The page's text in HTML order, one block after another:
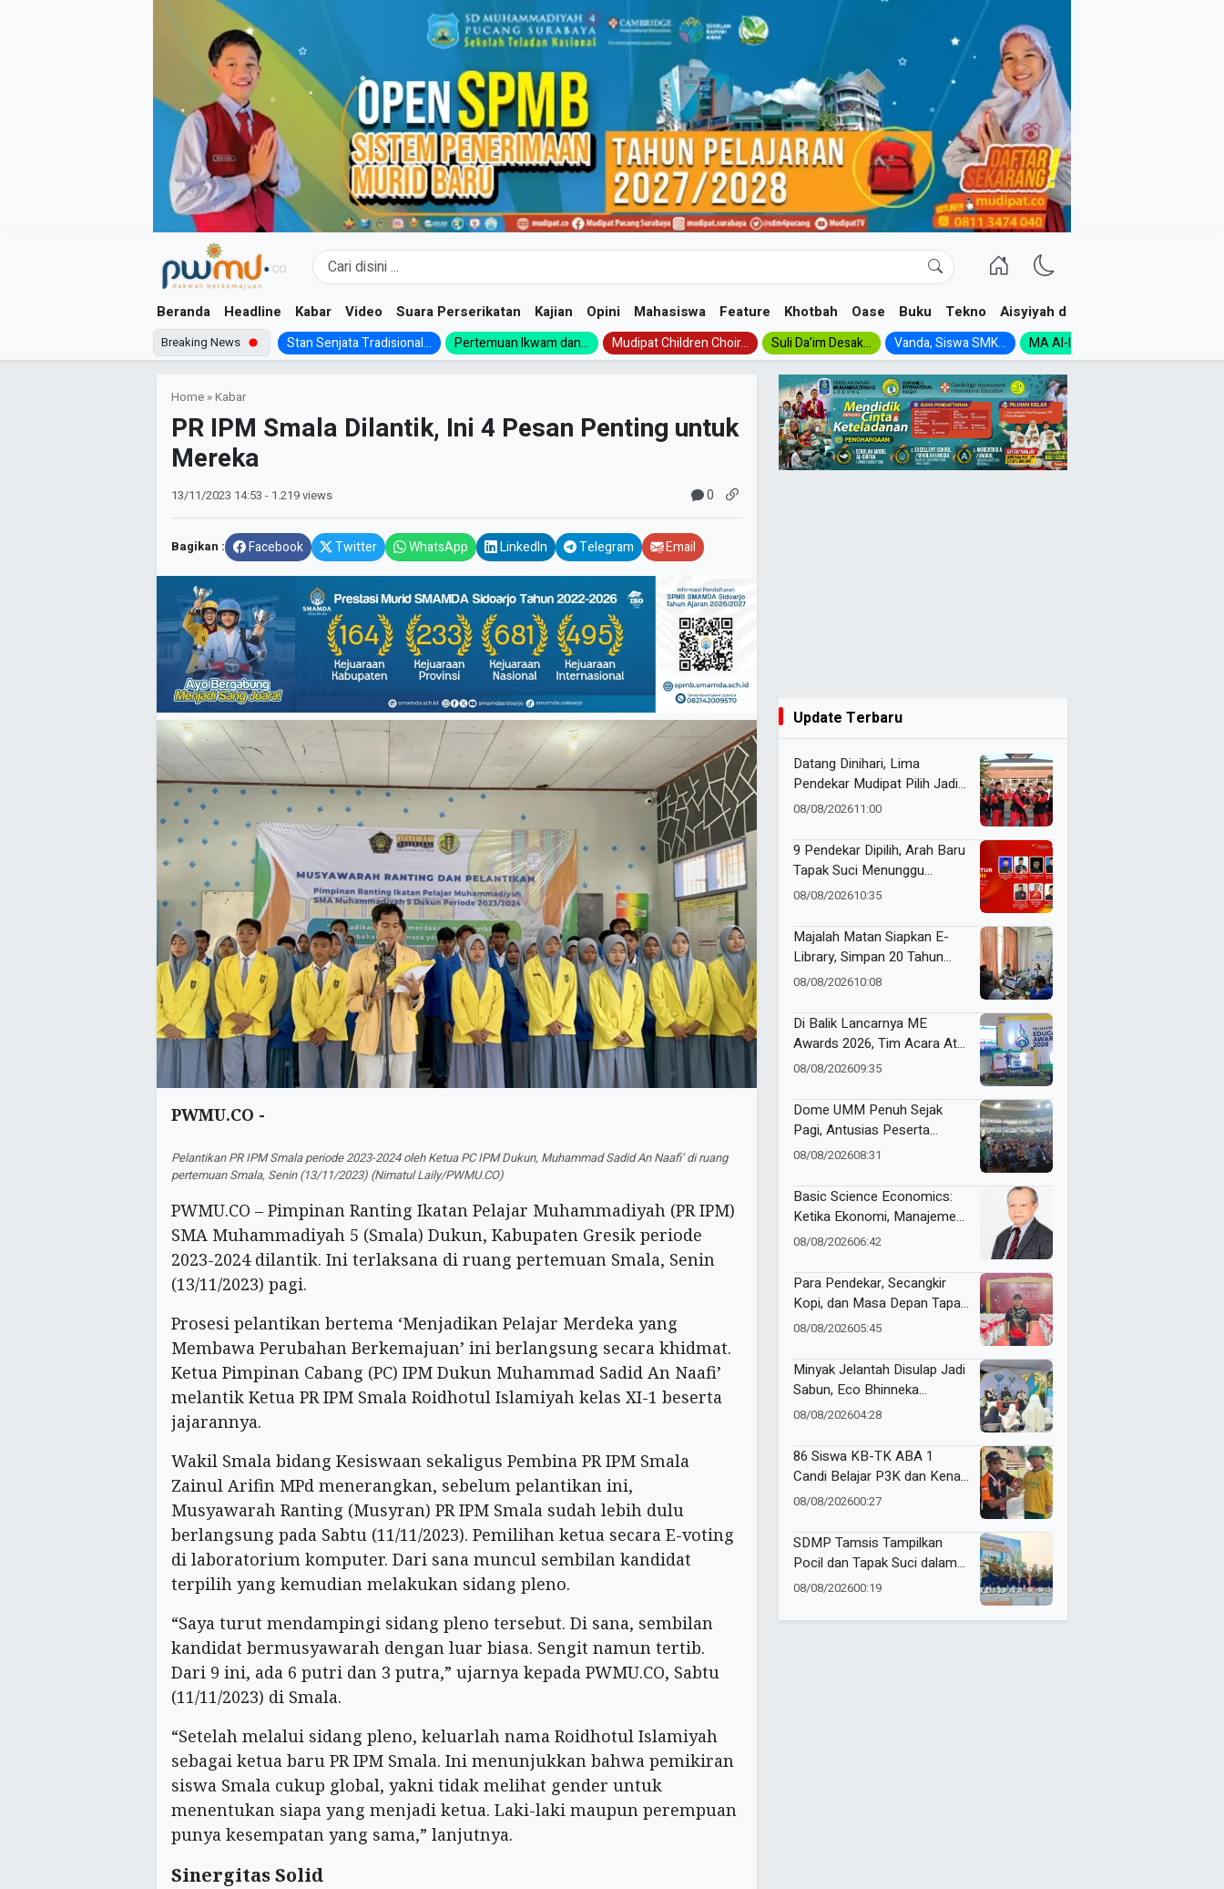
Beranda Headline Kabar Video Suara Perserikatan Kajian Opini Mahasiswa Feature Khotbah Oase Buku Tekno Aisyiyah dan NA
Breaking News Stan Senjata Tradisional... Pertemuan Ikwam dan... Mudipat Children Choir... Suli Da’im Desak... Vanda, Siswa SMK... MA Al-Ishlah Gelar...
Home »Kabar
PR IPM Smala Dilantik, Ini 4 Pesan Penting untuk
Mereka
13/11/2023 14:53 - 1.219 views 0
Bagikan : Facebook Twitter WhatsApp LinkedIn Telegram Email
PWMU.CO -
Pelantikan PR IPM Smala periode 2023-2024 oleh Ketua PC IPM Dukun, Muhammad Sadid An Naafi’ di ruang
pertemuan Smala, Senin (13/11/2023) (Nimatul Laily/PWMU.CO)
PWMU.CO – Pimpinan Ranting Ikatan Pelajar Muhammadiyah (PR IPM)
SMA Muhammadiyah 5 (Smala) Dukun, Kabupaten Gresik periode
2023-2024 dilantik. Ini terlaksana di ruang pertemuan Smala, Senin
(13/11/2023) pagi.
Prosesi pelantikan bertema ‘Menjadikan Pelajar Merdeka yang
Membawa Perubahan Berkemajuan’ ini berlangsung secara khidmat.
Ketua Pimpinan Cabang (PC) IPM Dukun Muhammad Sadid An Naafi’
melantik Ketua PR IPM Smala Roidhotul Islamiyah kelas XI-1 beserta
jajarannya.
Wakil Smala bidang Kesiswaan sekaligus Pembina PR IPM Smala
Zainul Arifin MPd menerangkan, sebelum pelantikan ini,
Musyawarah Ranting (Musyran) PR IPM Smala sudah lebih dulu
berlangsung pada Sabtu (11/11/2023). Pemilihan ketua secara E-voting
di laboratorium komputer. Dari sana muncul sembilan kandidat
terpilih yang kemudian melakukan sidang pleno.
“Saya turut mendampingi sidang pleno tersebut. Di sana, sembilan
kandidat bermusyawarah dengan luar biasa. Sengit namun tertib.
Dari 9 ini, ada 6 putri dan 3 putra,” ujarnya kepada PWMU.CO, Sabtu
(11/11/2023) di Smala.
“Setelah melalui sidang pleno, keluarlah nama Roidhotul Islamiyah
sebagai ketua baru PR IPM Smala. Ini menunjukkan bahwa pemikiran
siswa Smala cukup global, yakni tidak melihat gender untuk
menentukan siapa yang menjadi ketua. Laki-laki maupun perempuan
punya kesempatan yang sama,” lanjutnya.
Sinergitas Solid
Update Terbaru
Datang Dinihari, Lima
Pendekar Mudipat Pilih Jadi
Saksi Sejarah Muktamar XVI
08/08/202611:00
9 Pendekar Dipilih, Arah Baru
Tapak Suci Menunggu
Keputusan Formatur
08/08/202610:35
Majalah Matan Siapkan E-
Library, Simpan 20 Tahun
Jejak Muhammadiyah
08/08/202610:08
Di Balik Lancarnya ME
Awards 2026, Tim Acara Atur
Sirkulasi Ribuan Peserta
08/08/202609:35
Dome UMM Penuh Sejak
Pagi, Antusias Peserta
Warnai Jelang ME Awards
08/08/202608:31
Basic Science Economics:
Ketika Ekonomi, Manajemen,
dan Akuntansi Tak Sekadar
08/08/202606:42
Para Pendekar, Secangkir
Kopi, dan Masa Depan Tapak
Suci
08/08/202605:45
Minyak Jelantah Disulap Jadi
Sabun, Eco Bhinneka
Muhammadiyah Inspirasi
08/08/202604:28
86 Siswa KB-TK ABA 1
Candi Belajar P3K dan Kenali
Ambulans Lewat Ambulance
08/08/202600:27
SDMP Tamsis Tampilkan
Pocil dan Tapak Suci dalam
One School One Event di
08/08/202600:19